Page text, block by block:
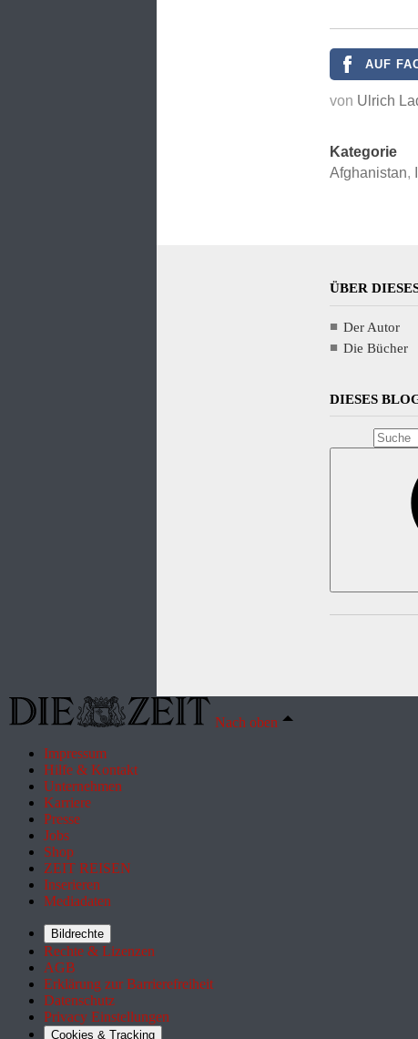
AUF
von Ulrich
Kategorie
Afghanistan,
ÜBER
Der Autor
Die Bücher
DIESES
Nach oben
Impressum
Hilfe & Kontakt
Unternehmen
Karriere
Presse
Jobs
Shop
ZEIT REISEN
Inserieren
Mediadaten
Bildrechte
Rechte & Lizenzen
AGB
Erklärung zur Barrierefreiheit
Datenschutz
Privacy Einstellungen
Cookies & Tracking